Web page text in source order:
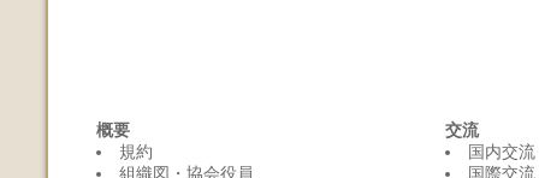
概要
規約
組織図・協会役員
交流
国内交流
国際交流